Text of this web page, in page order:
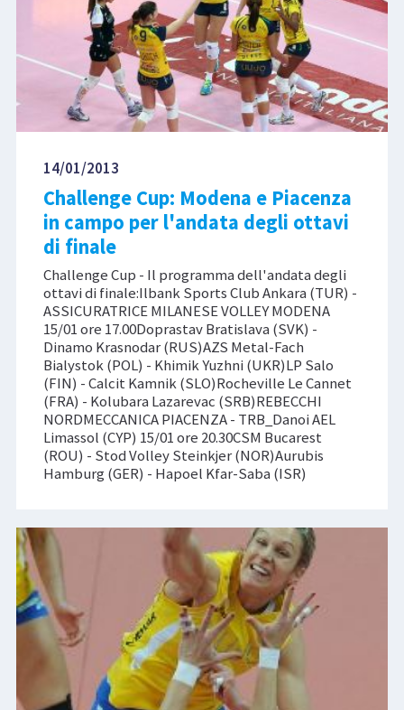
14/01/2013
Challenge Cup: Modena e Piacenza
in campo per l'andata degli ottavi
di finale
Challenge Cup - Il programma dell'andata degli
ottavi di finale:Ilbank Sports Club Ankara (TUR) -
ASSICURATRICE MILANESE VOLLEY MODENA
15/01 ore 17.00Doprastav Bratislava (SVK) -
Dinamo Krasnodar (RUS)AZS Metal-Fach
Bialystok (POL) - Khimik Yuzhni (UKR)LP Salo
(FIN) - Calcit Kamnik (SLO)Rocheville Le Cannet
(FRA) - Kolubara Lazarevac (SRB)REBECCHI
NORDMECCANICA PIACENZA - TRB_Danoi AEL
Limassol (CYP) 15/01 ore 20.30CSM Bucarest
(ROU) - Stod Volley Steinkjer (NOR)Aurubis
Hamburg (GER) - Hapoel Kfar-Saba (ISR)